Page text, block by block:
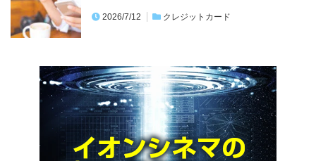
2026/7/12 クレジットカード